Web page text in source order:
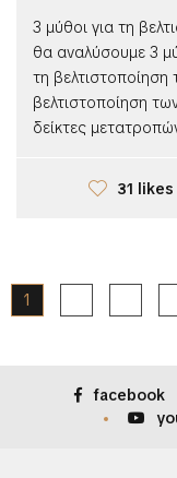
3 μύθοι για τη
θα αναλύσουμε 3
τη
βελτιστοποίηση
δείκτες
31 likes
1
facebook